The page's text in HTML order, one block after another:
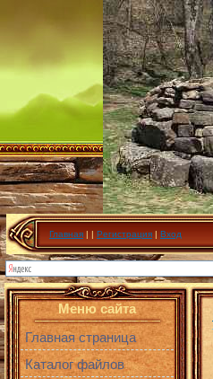
Главная | | Регистрация | Вход
Меню сайта
Главная страница
Каталог файлов